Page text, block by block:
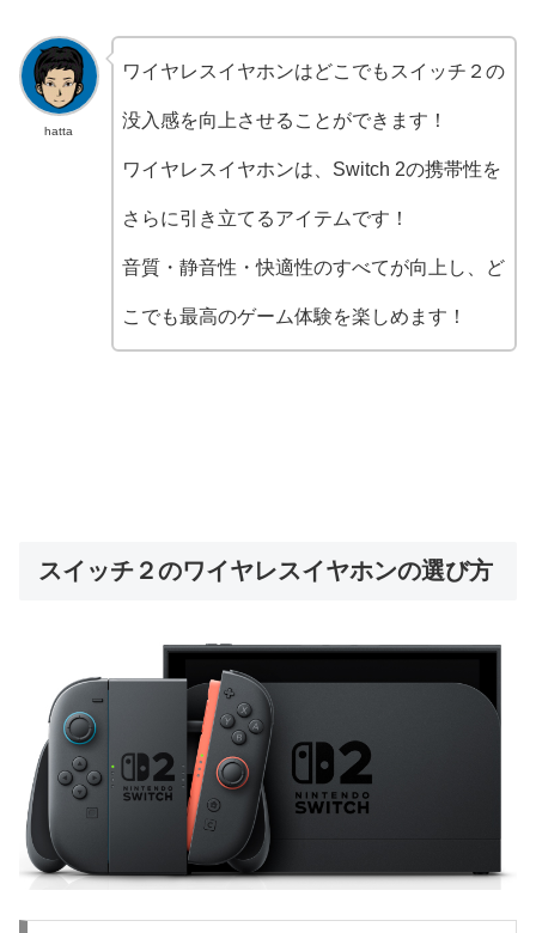
hatta
ワイヤレスイヤホンはどこでもスイッチ２の
没入感を向上させることができます！
ワイヤレスイヤホンは、Switch 2の携帯性を
さらに引き立てるアイテムです！
音質・静音性・快適性のすべてが向上し、ど
こでも最高のゲーム体験を楽しめます！
スイッチ２のワイヤレスイヤホンの選び方